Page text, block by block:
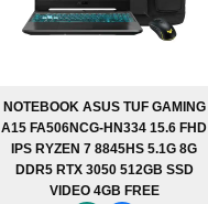
NOTEBOOK ASUS TUF GAMING
A15 FA506NCG-HN334 15.6 FHD
IPS RYZEN 7 8845HS 5.1G 8G
DDR5 RTX 3050 512GB SSD
VIDEO 4GB FREE